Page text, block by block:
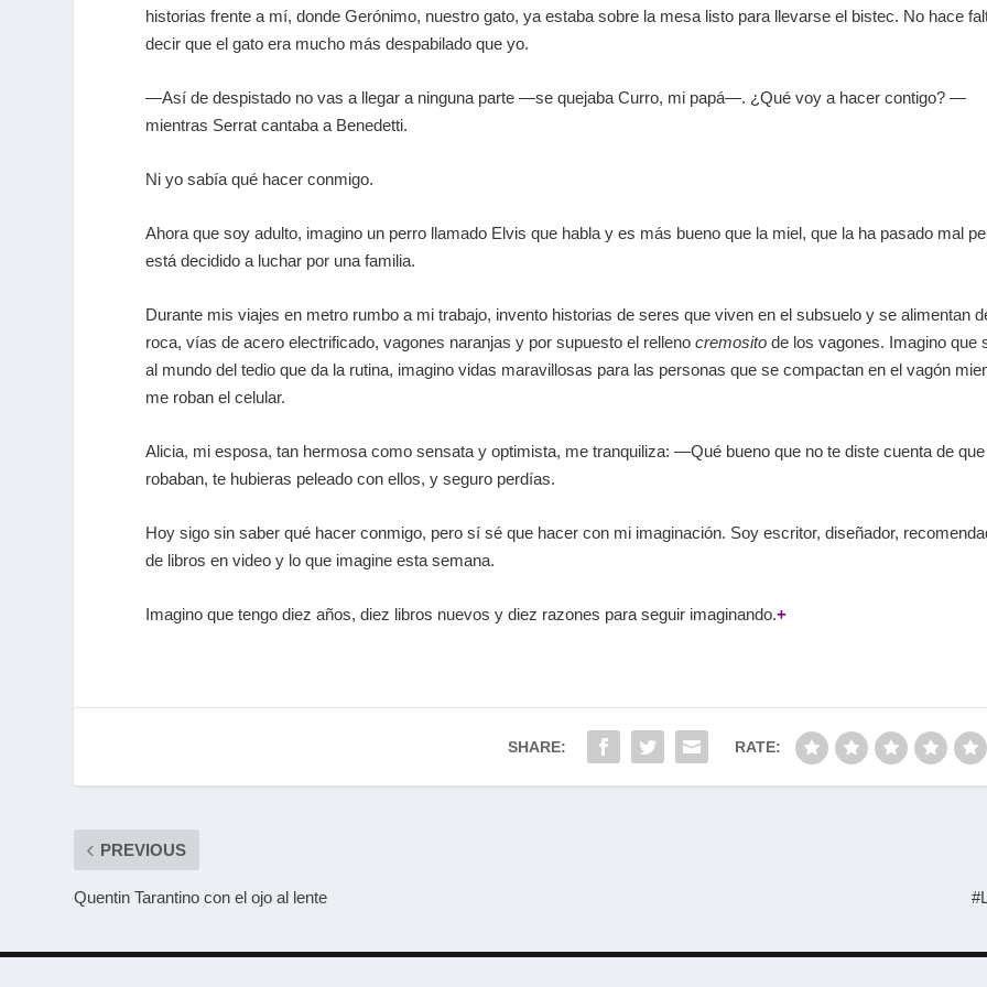
historias frente a mí, donde Gerónimo, nuestro gato, ya estaba sobre la mesa listo para llevarse el bistec. No hace
decir que el gato era mucho más despabilado que yo.
—Así de despistado no vas a llegar a ninguna parte —se quejaba Curro, mi papá—. ¿Qué voy a hacer contigo? —
mientras Serrat cantaba a Benedetti.
Ni yo sabía qué hacer conmigo.
Ahora que soy adulto, imagino un perro llamado Elvis que habla y es más bueno que la miel, que la ha pasado mal
está decidido a luchar por una familia.
Durante mis viajes en metro rumbo a mi trabajo, invento historias de seres que viven en el subsuelo y se alimentan
roca, vías de acero electrificado, vagones naranjas y por supuesto el relleno cremosito de los vagones. Imagino que
al mundo del tedio que da la rutina, imagino vidas maravillosas para las personas que se compactan en el vagón
me roban el celular.
Alicia, mi esposa, tan hermosa como sensata y optimista, me tranquiliza: —Qué bueno que no te diste cuenta de
robaban, te hubieras peleado con ellos, y seguro perdías.
Hoy sigo sin saber qué hacer conmigo, pero sí sé que hacer con mi imaginación. Soy escritor, diseñador,
de libros en video y lo que imagine esta semana.
Imagino que tengo diez años, diez libros nuevos y diez razones para seguir imaginando.+
SHARE: RATE:
PREVIOUS
Quentin Tarantino con el ojo al lente